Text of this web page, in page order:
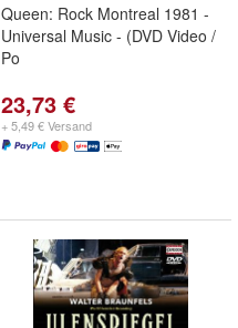
Queen: Rock Montreal 1981 -
Universal Music - (DVD Video /
Po
23,73 €
+ 5,49 € Versand